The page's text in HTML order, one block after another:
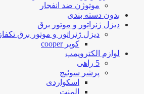
موتوژن ضد انفجار
بدون دسته بندی
دیزل ژنراتور و موتور برق
دیزل ژنراتور و موتور برق تکفاز
کوپر cooper
لوازم الکتروپمپ
5 راهی
پرشر سوئیچ
اسکواردی
المنت